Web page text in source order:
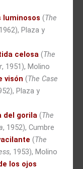
luminosos (The
Plaza y
celosa (The
, 1951), Molino
visón (The Case
Plaza y
del gorila (The
, 1952), Cumbre
(The
, 1953), Molino
los ojos